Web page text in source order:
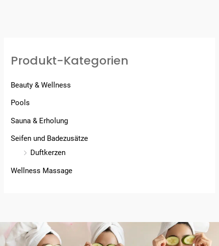
Produkt-Kategorien
Beauty & Wellness
Pools
Sauna & Erholung
Seifen und Badezusätze
Duftkerzen
Wellness Massage